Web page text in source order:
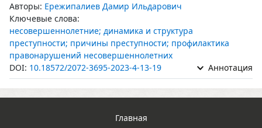
Авторы: Ережипалиев Дамир Ильдарович
Ключевые слова:
несовершеннолетние; динамика и структура
преступности; причины преступности; профилактика
правонарушений несовершеннолетних
DOI: 10.18572/2072-3695-2023-4-13-19 Аннотация
Главная